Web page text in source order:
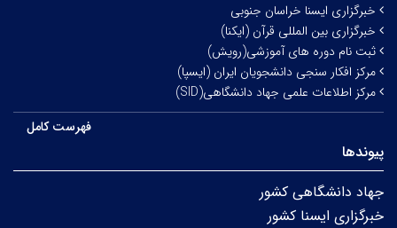
خبرگزاری ایسنا خراسان جنوبی
خبرگزاری بین المللی قرآن (ایکنا)
ثبت نام دوره های آموزشی(رویش)
مرکز افکار سنجی دانشجویان ایران (ایسپا)
مرکز اطلاعات علمی جهاد دانشگاهی(SID)
فهرست کامل
پیوندها
جهاد دانشگاهی کشور
خبرگزاری ایسنا کشور